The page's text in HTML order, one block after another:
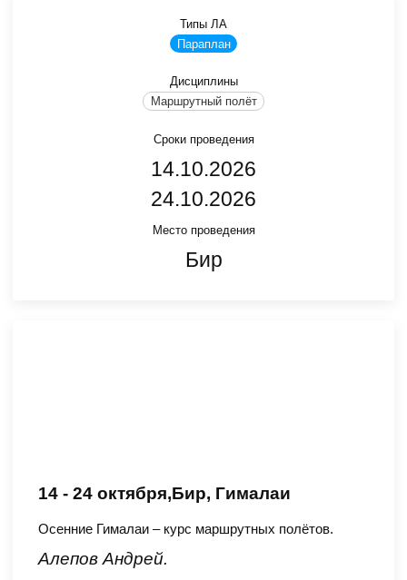
Типы ЛА
Параплан
Дисциплины
Маршрутный полёт
Сроки проведения
14.10.2026
24.10.2026
Место проведения
Бир
14 - 24 октября,Бир, Гималаи
Осенние Гималаи – курс маршрутных полётов.
Алепов Андрей.